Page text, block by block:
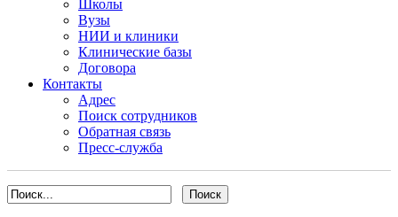
Школы
Вузы
НИИ и клиники
Клинические базы
Договора
Контакты
Адрес
Поиск сотрудников
Обратная связь
Пресс-служба